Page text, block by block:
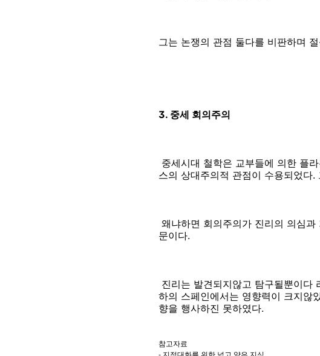
그는 논쟁의 관점 둘다를 비판하며
3. 중세 회의주의
중세시대 철학은 교부들에 의한 플
스의 상대주의적 관점이 수용되었다
왜냐하면 회의주의가 진리의 의심
문이다.
진리는 발견되지않고 탐구될뿐이다
하의 스페인에서는 영향력이 크지않
향을 행사하진 못하였다.
참고자료